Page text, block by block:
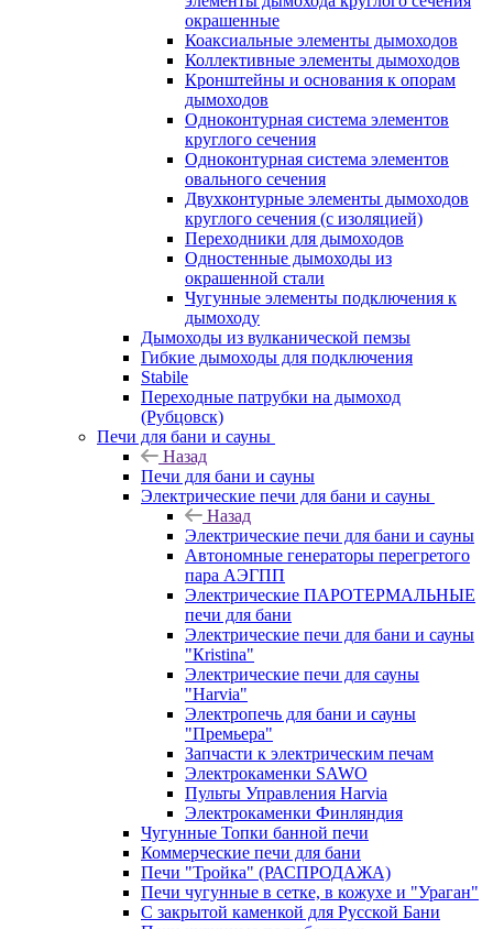
окрашенные
Коаксиальные элементы дымоходов
Коллективные элементы дымоходов
Кронштейны и основания к опорам
дымоходов
Одноконтурная система элементов
круглого сечения
Одноконтурная система элементов
овального сечения
Двухконтурные элементы дымоходов
круглого сечения (с изоляцией)
Переходники для дымоходов
Одностенные дымоходы из
окрашенной стали
Чугунные элементы подключения к
дымоходу
Дымоходы из вулканической пемзы
Гибкие дымоходы для подключения
Stabile
Переходные патрубки на дымоход
(Рубцовск)
Печи для бани и сауны
Назад
Печи для бани и сауны
Электрические печи для бани и сауны
Назад
Электрические печи для бани и сауны
Автономные генераторы перегретого
пара АЭГПП
Электрические ПАРОТЕРМАЛЬНЫЕ
печи для бани
Электрические печи для бани и сауны
"Кristina"
Электрические печи для сауны
"Harvia"
Электропечь для бани и сауны
"Премьера"
Запчасти к электрическим печам
Электрокаменки SAWO
Пульты Управления Harvia
Электрокаменки Финляндия
Чугунные Топки банной печи
Коммерческие печи для бани
Печи "Тройка" (РАСПРОДАЖА)
Печи чугунные в сетке, в кожухе и "Ураган"
С закрытой каменкой для Русской Бани